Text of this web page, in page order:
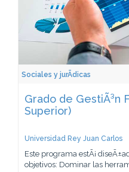
Sociales y jurÃ­dicas
Grado de GestiÃ³n
Superior)
Universidad Rey Juan Carlos
Este programa estÃ¡
objetivos: Dominar las